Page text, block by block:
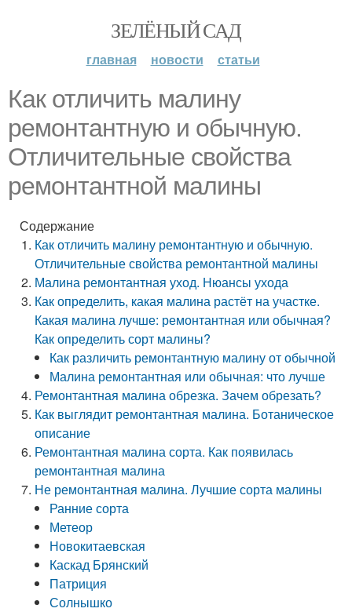
ЗЕЛЁНЫЙ САД
главная новости статьи
Как отличить малину
ремонтантную и обычную.
Отличительные свойства
ремонтантной малины
Содержание
Как отличить малину ремонтантную и обычную.
Отличительные свойства ремонтантной малины
Малина ремонтантная уход. Нюансы ухода
Как определить, какая малина растёт на участке.
Какая малина лучше: ремонтантная или обычная?
Как определить сорт малины?
Как различить ремонтантную малину от обычной
Малина ремонтантная или обычная: что лучше
Ремонтантная малина обрезка. Зачем обрезать?
Как выглядит ремонтантная малина. Ботаническое
описание
Ремонтантная малина сорта. Как появилась
ремонтантная малина
Не ремонтантная малина. Лучшие сорта малины
Ранние сорта
Метеор
Новокитаевская
Каскад Брянский
Патриция
Солнышко